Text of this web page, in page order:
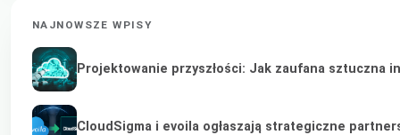
NAJNOWSZE WPISY
Projektowanie przyszłości: Jak zaufana
CloudSigma i evoila ogłaszają strategiczne